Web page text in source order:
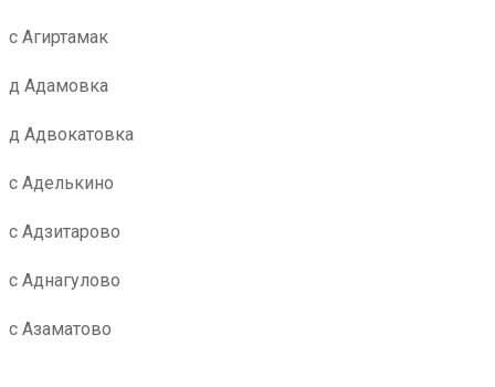
с Агиртамак
д Адамовка
д Адвокатовка
с Аделькино
с Адзитарово
с Аднагулово
с Азаматово